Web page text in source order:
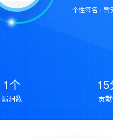
个性签名 : 暂
1个
漏洞数
15
贡